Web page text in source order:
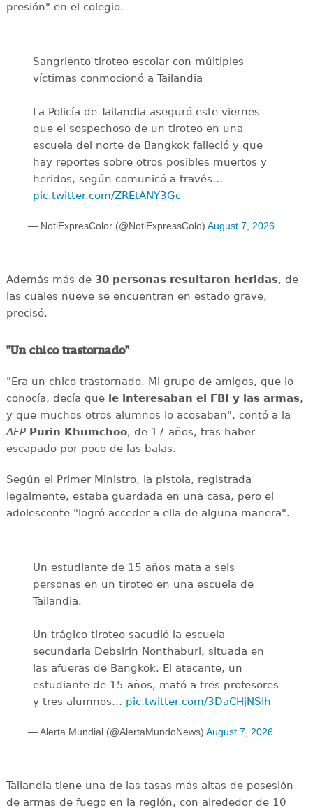
presión" en el colegio.
Sangriento tiroteo escolar con múltiples
víctimas conmocionó a Tailandia
La Policía de Tailandia aseguró este viernes
que el sospechoso de un tiroteo en una
escuela del norte de Bangkok falleció y que
hay reportes sobre otros posibles muertos y
heridos, según comunicó a través…
pic.twitter.com/ZREtANY3Gc
— NotiExpresColor (@NotiExpressColo) August 7, 2026
Además más de 30 personas resultaron heridas, de
las cuales nueve se encuentran en estado grave,
precisó.
"Un chico trastornado"
"Era un chico trastornado. Mi grupo de amigos, que lo
conocía, decía que le interesaban el FBI y las armas,
y que muchos otros alumnos lo acosaban", contó a la
AFP Purin Khumchoo, de 17 años, tras haber
escapado por poco de las balas.
Según el Primer Ministro, la pistola, registrada
legalmente, estaba guardada en una casa, pero el
adolescente "logró acceder a ella de alguna manera".
Un estudiante de 15 años mata a seis
personas en un tiroteo en una escuela de
Tailandia.
Un trágico tiroteo sacudió la escuela
secundaria Debsirin Nonthaburi, situada en
las afueras de Bangkok. El atacante, un
estudiante de 15 años, mató a tres profesores
y tres alumnos… pic.twitter.com/3DaCHjNSIh
— Alerta Mundial (@AlertaMundoNews) August 7, 2026
Tailandia tiene una de las tasas más altas de posesión
de armas de fuego en la región, con alrededor de 10